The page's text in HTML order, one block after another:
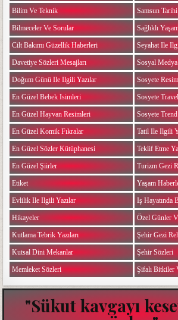
Bilim Ve Teknik
Bilmeceler Ve Sorular
Cilt Bakımı Güzellik Haberleri
Davetiye Sözleri Mesajları
Doğum Günü Ile Ilgili Yazılar
En Güzel Bebek Isimleri
En Güzel Hayvan Resimleri
En Güzel Komik Fıkralar
En Güzel Sözler Kütüphanesi
En Güzel Şiirler
Etiket
Evlilik Ile Ilgili Yazılar
Hikayeler
Kutlama Tebrik Yazıları
Kutsal Dini Mekanlar
Memleket Sözleri
Samsun
Sağlıklı
Seyahat Ile
Sosyal Medya
Sosyete
Sosyete Travel
Sosyete
Tatil Ile Ilgili
Teklif Etme
Turizm Gezi
Yaşam
Iş Hayatında
Özel Günler
Şehir Gezi
Şehir Sözleri
Şifalı Bitkiler
"Sükut kavgayı